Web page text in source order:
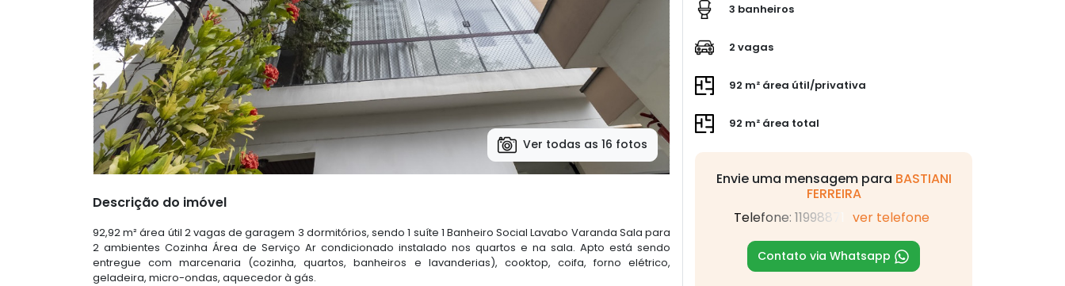
Ver todas as 16 fotos
Descrição do imóvel
92,92 m² área útil 2 vagas de garagem 3 dormitórios, sendo 1 suíte 1 Banheiro Social Lavabo Varanda Sala para
2 ambientes Cozinha Área de Serviço Ar condicionado instalado nos quartos e na sala. Apto está sendo
entregue com marcenaria (cozinha, quartos, banheiros e lavanderias), cooktop, coifa, forno elétrico,
geladeira, micro-ondas, aquecedor à gás.
3 banheiros
2 vagas
92 m² área útil/privativa
92 m² área total
Envie uma mensagem para BASTIANI
FERREIRA
Telefone: 11998871
ver telefone
Contato via Whatsapp